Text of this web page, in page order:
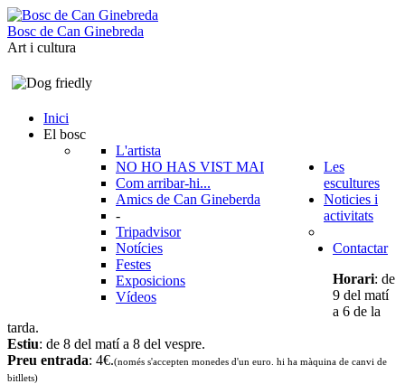
Bosc de Can Ginebreda
Art i cultura
Inici
El bosc
L'artista
NO HO HAS VIST MAI
Com arribar-hi...
Amics de Can Gineberda
-
Tripadvisor
Les
escultures
Noticies i
activitats
Notícies
Festes
Exposicions
Vídeos
Contactar
Horari: de
9 del matí
a 6 de la
tarda.
Estiu: de 8 del matí a 8 del vespre.
Preu entrada: 4€.(només s'accepten monedes d'un euro. hi ha màquina de canvi de
bitllets)